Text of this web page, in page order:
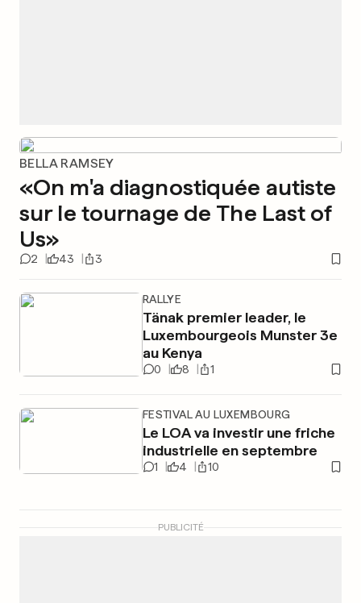
BELLA RAMSEY
«On m'a diagnostiquée autiste
sur le tournage de The Last of
Us»
2 43 3
RALLYE
Tänak premier leader, le
Luxembourgeois Munster 3e
au Kenya
0 8 1
FESTIVAL AU LUXEMBOURG
Le LOA va investir une friche
industrielle en septembre
1 4 10
PUBLICITÉ